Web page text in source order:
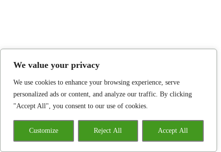
We value your privacy
We use cookies to enhance your browsing experience, serve
personalized ads or content, and analyze our traffic. By clicking
"Accept All", you consent to our use of cookies.
Customize Reject All Accept All